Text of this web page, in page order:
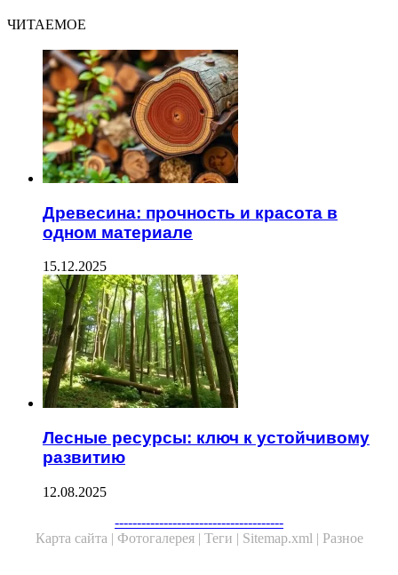
ЧИТАЕМОЕ
Древесина: прочность и красота в
одном материале
15.12.2025
Лесные ресурсы: ключ к устойчивому
развитию
12.08.2025
--------------------------------------
Карта сайта | Фотогалерея | Теги | Sitemap.xml | Разное